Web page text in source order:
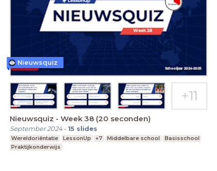
Nieuwsquiz - Week 38 (20 seconden)
September 2024- 15 slides
Wereldoriëntatie LessonUp +7 Middelbare school
Basisschool
Praktijkonderwijs
Nieuwsquiz